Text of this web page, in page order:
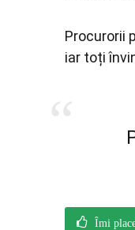
Procurorii
iar toți
Îmi